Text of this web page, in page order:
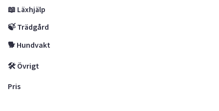
📖 Läxhjälp
🍃 Trädgård
🐕 Hundvakt
🛠 Övrigt
Pris